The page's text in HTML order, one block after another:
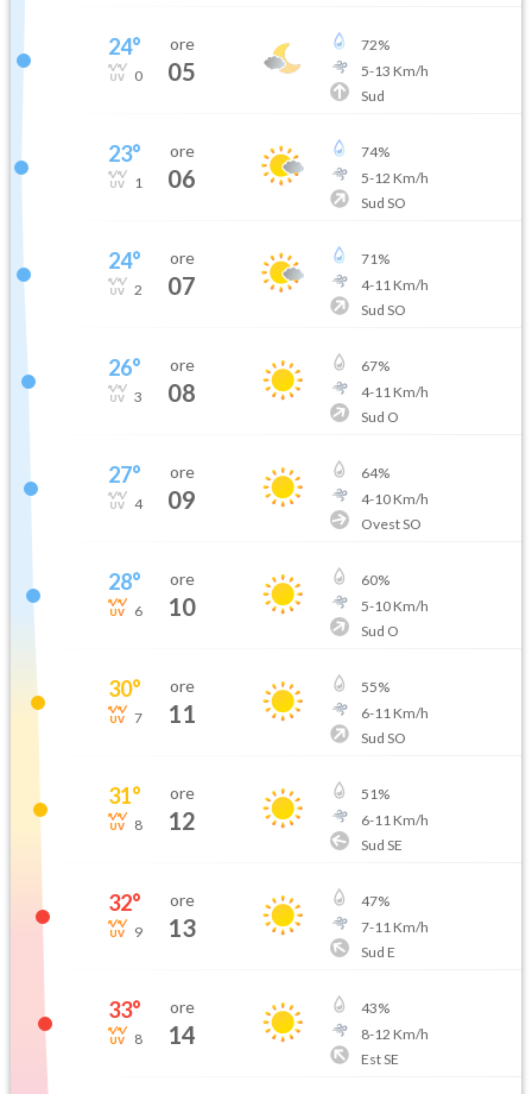
24°
0
ore
05
72%
5-13 Km/h
Sud
23°
1
ore
06
74%
5-12 Km/h
Sud SO
24°
2
ore
07
71%
4-11 Km/h
Sud SO
26°
3
ore
08
67%
4-11 Km/h
Sud O
27°
4
ore
09
64%
4-10Km/h
Ovest SO
28°
6
ore
10
60%
5-10Km/h
Sud O
30°
7
ore
11
55%
6-11 Km/h
Sud SO
31°
8
ore
12
51%
6-11 Km/h
Sud SE
32°
9
ore
13
47%
7-11 Km/h
Sud E
33°
8
ore
14
43%
8-12 Km/h
Est SE